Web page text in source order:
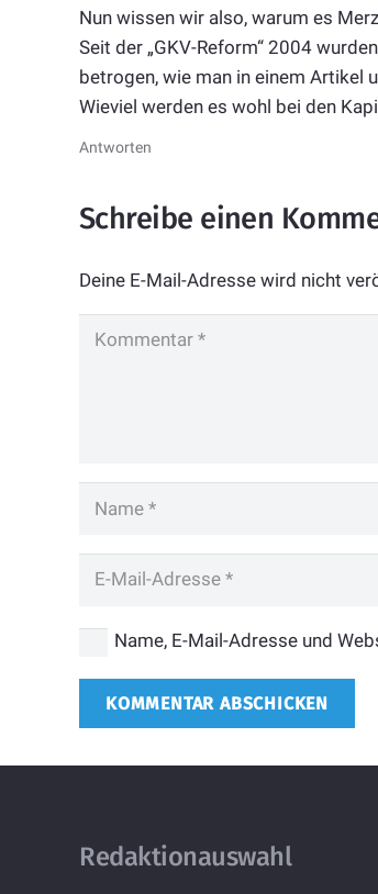
Nun wissen wir also, warum es
Seit der „GKV-Reform“ 2004
betrogen, wie man in einem Artikel
Wieviel werden es wohl bei den
Antworten
Schreibe einen
Deine E-Mail-Adresse wird nicht
Name, E-Mail-Adresse und
KOMMENTAR ABSCHICKEN
Redaktionauswahl